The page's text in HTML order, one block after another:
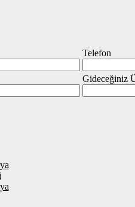
Telefon
Gideceğiniz